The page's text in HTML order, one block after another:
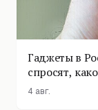
Гаджеты в
спросят,
4 авг.